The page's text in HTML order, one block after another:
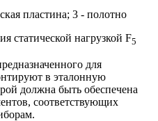
пластина; 3 - полотно
статической нагрузкой F5
для
в эталонную
должна быть обеспечена
соответствующих